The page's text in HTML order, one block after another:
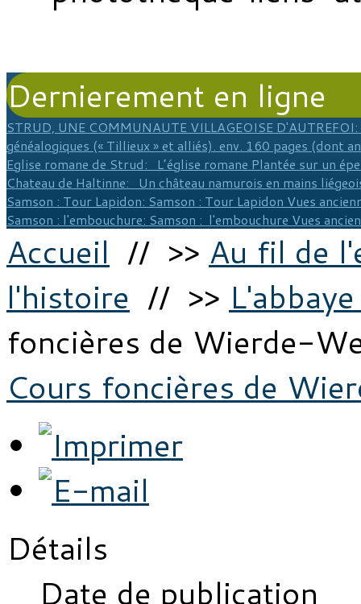
Dernierement en ligne
STRUD, UNE COMMUNAUTE VILLAGEOISE D'AUTREFOI
généalogiques (« Tillieux » et alliés). env. 160 pages (dont
Eglise romane de Strud: L’église romane Plantée sur un
Chateau de Haltinne: Un château namurois en mains
Samson : Tour Lapidon: Samson : Tour Lapidon Vues
Samson : l'embouchure: Samson : l'embouchure Vues
Accueil // >> Au fil de
l'histoire // >>
foncières de Wierde-
Cours foncières de
Détails
Date de publication